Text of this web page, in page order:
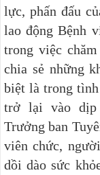
lực, phấn đấu
lao động Bệnh
trong việc
chia sẻ những
biệt là trong
trở lại vào dịp
Trưởng ban
viên chức,
dồi dào sức